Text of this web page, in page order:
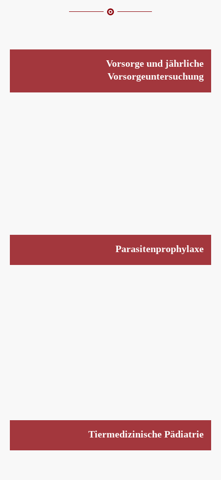
Vorsorge und jährliche
Vorsorgeuntersuchung
Parasitenprophylaxe
Tiermedizinische Pädiatrie